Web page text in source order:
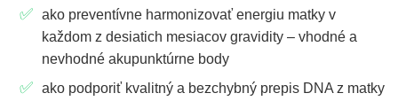
ako preventívne harmonizovať energiu matky v
každom z desiatich mesiacov gravidity – vhodné a
nevhodné akupunktúrne body
ako podporiť kvalitný a bezchybný prepis DNA z matky